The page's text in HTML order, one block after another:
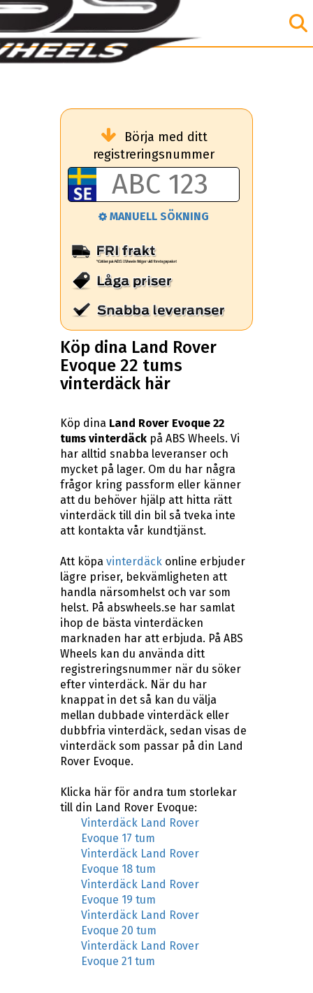
Börja med ditt
registreringsnummer
MANUELL SÖKNING
Köp dina Land Rover
Evoque 22 tums
vinterdäck här
Köp dina Land Rover Evoque 22
tums vinterdäckpå ABS Wheels. Vi
har alltid snabba leveranser och
mycket på lager. Om du har några
frågor kring passform eller känner
att du behöver hjälp att hitta rätt
vinterdäck till din bil så tveka inte
att kontakta vår kundtjänst.
Att köpa vinterdäckonline erbjuder
lägre priser, bekvämligheten att
handla närsomhelst och var som
helst. På abswheels.se har samlat
ihop de bästa vinterdäcken
marknaden har att erbjuda. På ABS
Wheels kan du använda ditt
registreringsnummer när du söker
efter vinterdäck. När du har
knappat in det så kan du välja
mellan dubbade vinterdäck eller
dubbfria vinterdäck, sedan visas de
vinterdäck som passar på din Land
Rover Evoque.
Klicka här för andra tum storlekar
till din Land Rover Evoque:
Vinterdäck Land Rover
Evoque 17 tum
Vinterdäck Land Rover
Evoque 18 tum
Vinterdäck Land Rover
Evoque 19 tum
Vinterdäck Land Rover
Evoque 20 tum
Vinterdäck Land Rover
Evoque 21 tum